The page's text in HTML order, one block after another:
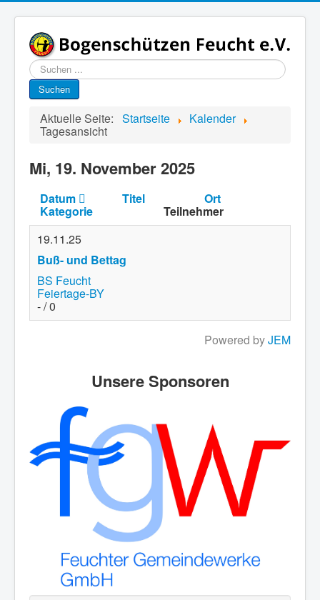
Suchen
...
Suchen
Aktuelle Seite: Startseite Kalender
Tagesansicht
Mi, 19. November 2025
Datum Titel Ort
Kategorie
Teilnehmer
19.11.25
Buß- und Bettag
BS Feucht
Feiertage-BY
- / 0
Powered byJEM
Unsere Sponsoren